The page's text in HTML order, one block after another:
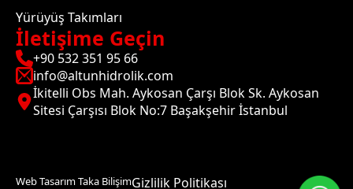
Yürüyüş Takımları
İletişime Geçin
+90 532 351 95 66
info@altunhidrolik.com
İkitelli Obs Mah. Aykosan Çarşı Blok Sk. Aykosan
Sitesi Çarşısı Blok No:7 Başakşehir İstanbul
Web Tasarım Taka BilişimGizlilik Politikası